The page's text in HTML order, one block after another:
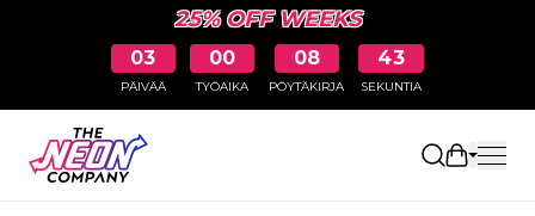
25% OFF WEEKS
03
PÄIVÄÄ
00
TYÖAIKA
08
PÖYTÄKIRJA
42
SEKUNTIA
Avaa
SIVUA EI LÖYDY